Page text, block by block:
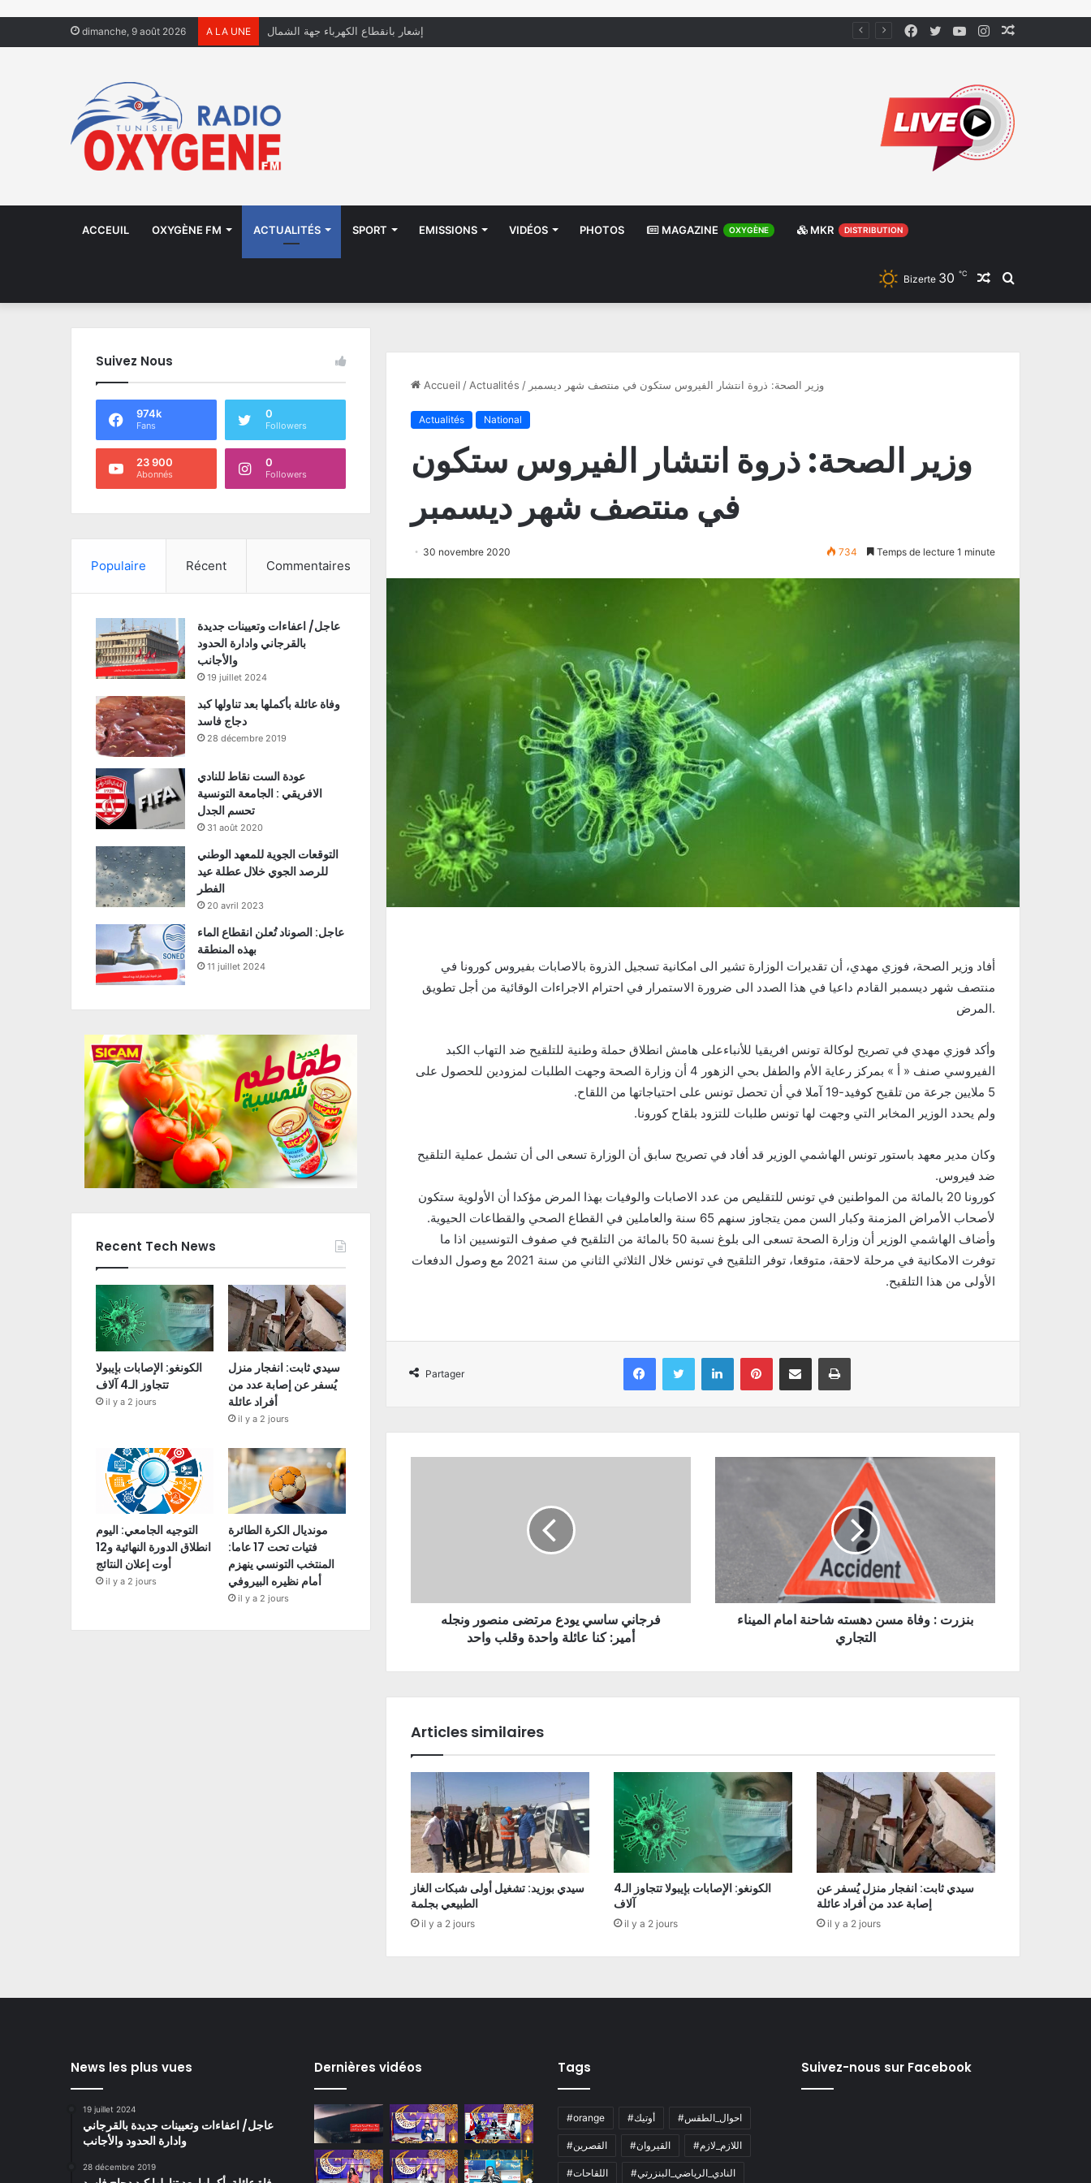
dimanche, 9 août 2026 A LA UNE منظّمة تدعو السلطات إلى التدخل بعد تداول صور أطفال يعيشون في الشوارع Instagram
YouTube
Twitter
Facebook
ACCEUIL OXYGÈNE FM ACTUALITÉS SPORT EMISSIONS VIDÉOS PHOTOS MAGAZINE OXYGÈNE MKR DISTRIBUTION
Rechercher
Article
Bizerte 30 ℃
Accueil / Actualités / وزير الصحة: ذروة انتشار الفيروس ستكون في منتصف شهر ديسمبر
Actualités National
وزير الصحة: ذروة انتشار الفيروس ستكون
في منتصف شهر ديسمبر
30 novembre 2020 734 Temps de lecture 1 minute
أفاد وزير الصحة، فوزي مهدي، أن تقديرات الوزارة تشير الى امكانية تسجيل الذروة بالاصابات بفيروس كورونا في
منتصف شهر ديسمبر القادم داعيا في هذا الصدد الى ضرورة الاستمرار في احترام الاجراءات الوقائية من أجل تطويق
المرض.
وأكد فوزي مهدي في تصريح لوكالة تونس افريقيا للأنباءعلى هامش انطلاق حملة وطنية للتلقيح ضد التهاب الكبد
الفيروسي صنف « أ » بمركز رعاية الأم والطفل بحي الزهور 4 أن وزارة الصحة وجهت الطلبات لمزودين للحصول على
5 ملايين جرعة من تلقيح كوفيد-19 آملا في أن تحصل تونس على احتياجاتها من اللقاح.
ولم يحدد الوزير المخابر التي وجهت لها تونس طلبات للتزود بلقاح كورونا.
وكان مدير معهد باستور تونس الهاشمي الوزير قد أفاد في تصريح سابق أن الوزارة تسعى الى أن تشمل عملية التلقيح
ضد فيروس.
كورونا 20 بالمائة من المواطنين في تونس للتقليص من عدد الاصابات والوفيات بهذا المرض مؤكدا أن الأولوية ستكون
لأصحاب الأمراض المزمنة وكبار السن ممن يتجاوز سنهم 65 سنة والعاملين في القطاع الصحي والقطاعات الحيوية.
وأضاف الهاشمي الوزير أن وزارة الصحة تسعى الى بلوغ نسبة 50 بالمائة من التلقيح في صفوف التونسيين اذا ما
توفرت الامكانية في مرحلة لاحقة، متوقعا، توفر التلقيح في تونس خلال الثلاثي الثاني من سنة 2021 مع وصول الدفعات
الأولى من هذا التلقيح.
Partager
Facebook Twitter Linkedin Pinterest Partager par email Imprimer
فرجاني ساسي يودع مرتضى منصور ونجله
أمير: كنا عائلة واحدة وقلب واحد
بنزرت : وفاة مسن دهسته شاحنة امام الميناء
التجاري
Articles similaires
سيدي بوزيد: تشغيل أولى شبكات الغاز
الطبيعي بجلمة
il y a 2 jours
الكونغو: الإصابات بإيبولا تتجاوز الـ4
آلاف
il y a 2 jours
سيدي ثابت: انفجار منزل يُسفر عن
إصابة عدد من أفراد عائلة
il y a 2 jours
Suivez Nous
974k
Fans
0
Followers
23 900
Abonnés
0
Followers
Populaire Récent Commentaires
عاجل/ اعفاءات وتعيينات جديدة
بالقرجاني وادارة الحدود
والأجانب
19 juillet 2024
وفاة عائلة بأكملها بعد تناولها كبد
دجاج فاسد
28 décembre 2019
عودة الست نقاط للنادي
الافريقي : الجامعة التونسية
تحسم الجدل
31 août 2020
التوقعات الجوية للمعهد الوطني
للرصد الجوي خلال عطلة عيد
الفطر
20 avril 2023
عاجل: الصوناد تُعلن انقطاع الماء
بهذه المنطقة
11 juillet 2024
Recent Tech News
الكونغو: الإصابات بإيبولا
تتجاوز الـ4 آلاف
il y a 2 jours
سيدي ثابت: انفجار منزل
يُسفر عن إصابة عدد من
أفراد عائلة
il y a 2 jours
التوجيه الجامعي: اليوم
انطلاق الدورة النهائية و12
أوت إعلان النتائج
il y a 2 jours
مونديال الكرة الطائرة
فتيات تحت 17 عاما:
المنتخب التونسي ينهزم
أمام نظيره البيروفي
il y a 2 jours
News les plus vues
19 juillet 2024
عاجل/ اعفاءات وتعيينات جديدة بالقرجاني
وادارة الحدود والأجانب
28 décembre 2019
Dernières vidéos Tags
#orange #أوتيك #احوال_الطقس
#القصرين #القيروان #اللازم_لازم
#اللقاحات #النادي_الرياضي_البنزرتي
Suivez-nous sur Facebook